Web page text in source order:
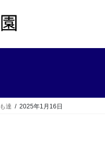
達 2025年1月16日